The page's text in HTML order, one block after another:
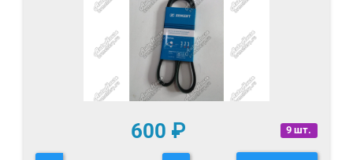
9 шт.
600 ₽